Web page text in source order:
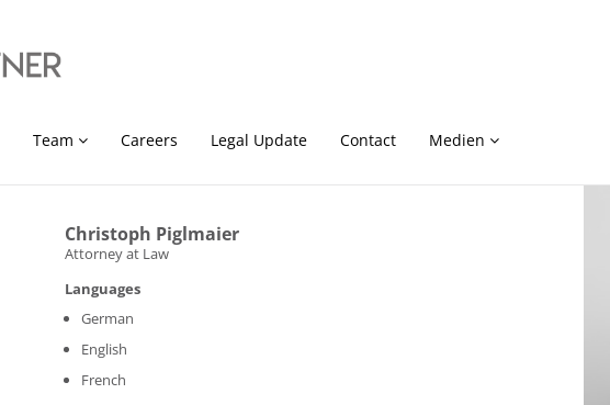
Team Careers Legal Update Contact Medien
Christoph Piglmaier
Attorney at Law
Languages
German
English
French